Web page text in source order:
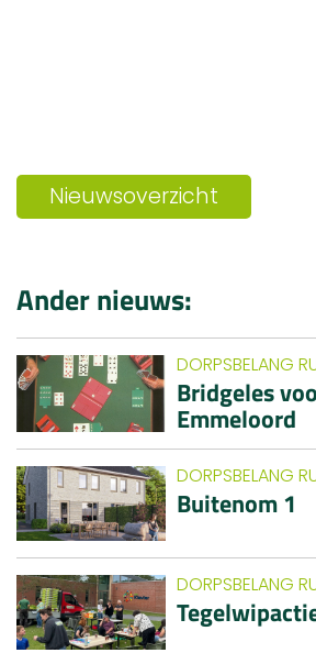
Nieuwsoverzicht
Ander nieuws:
DORPSBELANG
Bridgeles
Emmeloord
DORPSBELANG
Buitenom 1
DORPSBELANG